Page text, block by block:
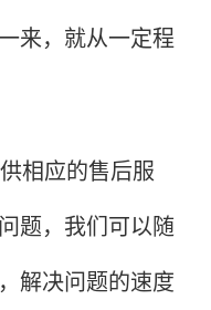
来，就从一定程
相应的售后服
题，我们可以随
解决问题的速度